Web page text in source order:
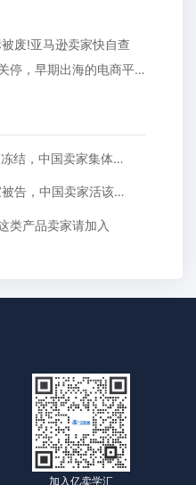
废!亚马逊卖家快自查
下一篇：又一中东电商老将关停，早期出海的电商平台咋回事?
大快人心！524家账户遭冻结，中国卖家集体应诉，黑律所怂了...
流氓律发案致433位卖家被告，中国卖家活该被收割？
类产品卖家请加入
加入亿卖学汇